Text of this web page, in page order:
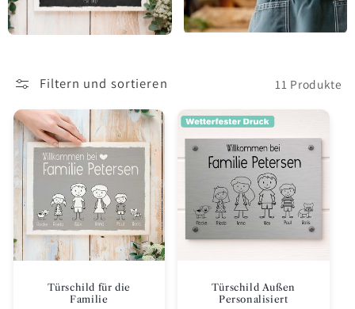
Filtern und sortieren 11 Produkte
Türschild für die
Familie
Türschild Außen
Personalisiert